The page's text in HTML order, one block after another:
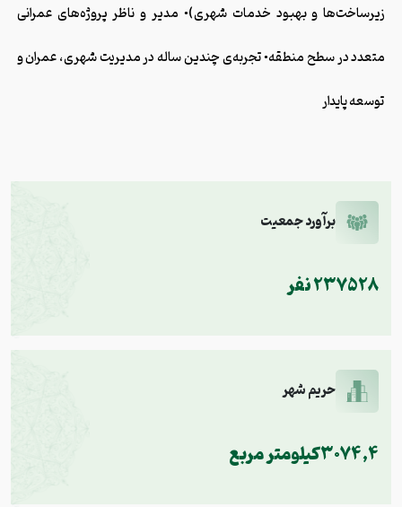
زیرساخت‌ها و بهبود خدمات شهری)• مدیر و ناظر پروژه‌های عمرانی
متعدد در سطح منطقه• تجربه‌ی چندین ساله در مدیریت شهری، عمران و
توسعه پایدار
برآورد جمعیت
237528 نفر
حریم شهر
3074,4کیلومتر مربع